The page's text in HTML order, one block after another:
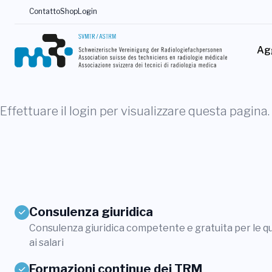
ContattoShopLogin
Effettuare il login per visualizzare questa pagina.
Consulenza giuridica
Consulenza giuridica competente e gratuita per le
ai salari
Formazioni continue dei TRM